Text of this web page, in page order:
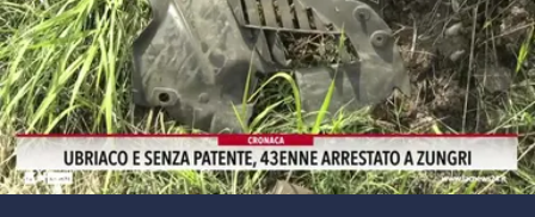
Cronaca
Cultura
Economia e Lavoro